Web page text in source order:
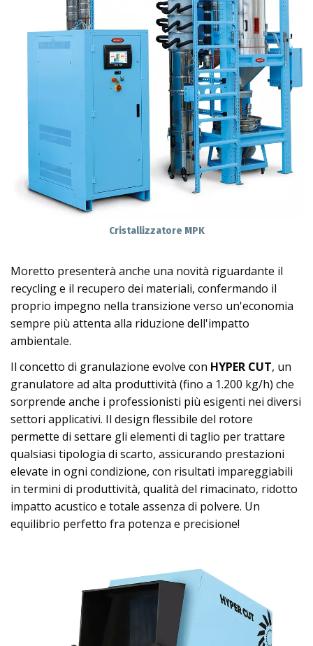
Cristallizzatore MPK
Moretto presenterà anche una novità riguardante il
recycling e il recupero dei materiali, confermando il
proprio impegno nella transizione verso un'economia
sempre più attenta alla riduzione dell'impatto
ambientale.
Il concetto di granulazione evolve con HYPER CUT, un
granulatore ad alta produttività (fino a 1.200 kg/h) che
sorprende anche i professionisti più esigenti nei diversi
settori applicativi. Il design flessibile del rotore
permette di settare gli elementi di taglio per trattare
qualsiasi tipologia di scarto, assicurando prestazioni
elevate in ogni condizione, con risultati impareggiabili
in termini di produttività, qualità del rimacinato, ridotto
impatto acustico e totale assenza di polvere. Un
equilibrio perfetto fra potenza e precisione!